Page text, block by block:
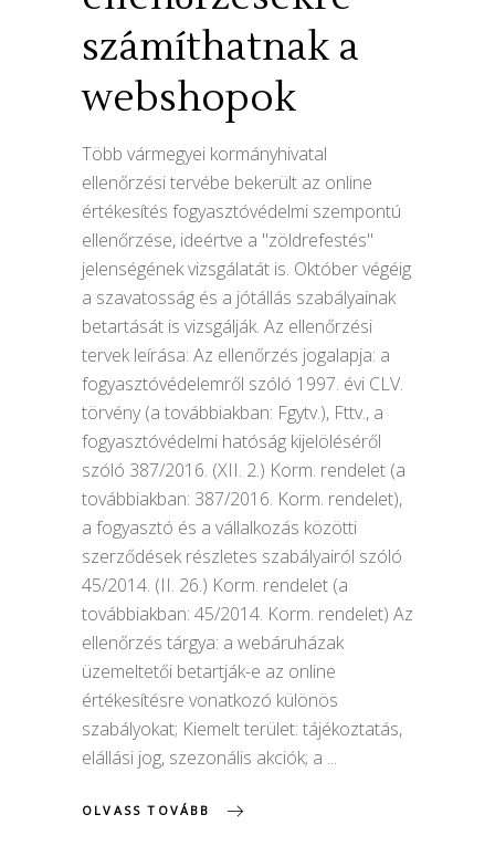
számíthatnak a
webshopok
Több vármegyei kormányhivatal
ellenőrzési tervébe bekerült az online
értékesítés fogyasztóvédelmi szempontú
ellenőrzése, ideértve a "zöldrefestés"
jelenségének vizsgálatát is. Október végéig
a szavatosság és a jótállás szabályainak
betartását is vizsgálják. Az ellenőrzési
tervek leírása: Az ellenőrzés jogalapja: a
fogyasztóvédelemről szóló 1997. évi CLV.
törvény (a továbbiakban: Fgytv.), Fttv., a
fogyasztóvédelmi hatóság kijelöléséről
szóló 387/2016. (XII. 2.) Korm. rendelet (a
továbbiakban: 387/2016. Korm. rendelet),
a fogyasztó és a vállalkozás közötti
szerződések részletes szabályairól szóló
45/2014. (II. 26.) Korm. rendelet (a
továbbiakban: 45/2014. Korm. rendelet) Az
ellenőrzés tárgya: a webáruházak
üzemeltetői betartják-e az online
értékesítésre vonatkozó különös
szabályokat; Kiemelt terület: tájékoztatás,
elállási jog, szezonális akciók; a
OLVASS TOVÁBB